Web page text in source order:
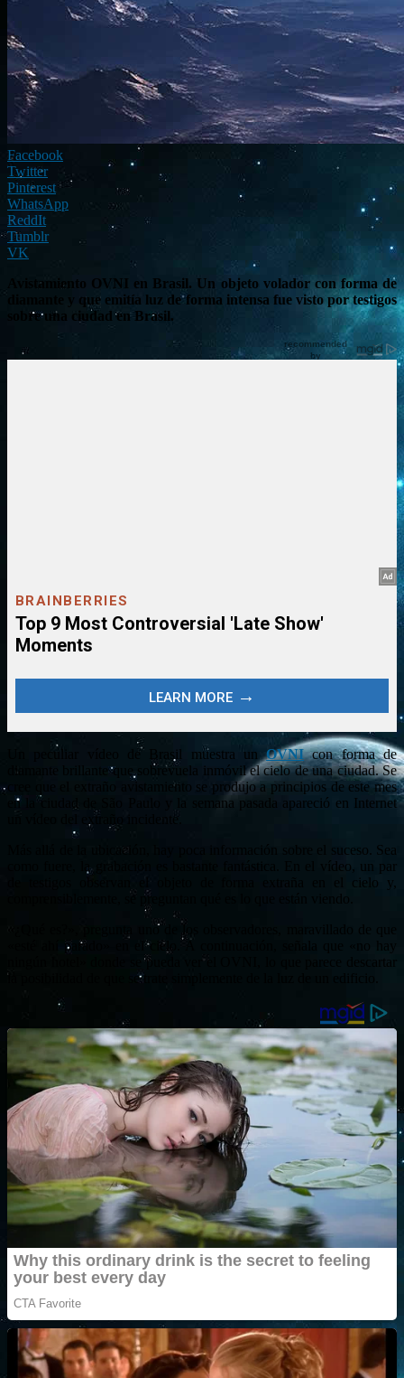
Facebook
Twitter
Pinterest
WhatsApp
ReddIt
Tumblr
VK
Avistamiento OVNI en Brasil. Un objeto volador con forma de
diamante y que emitía luz de forma intensa fue visto por testigos
sobre una ciudad en Brasil.
Un peculiar vídeo de Brasil muestra unOVNIcon forma de
diamante brillante que sobrevuela inmóvil el cielo de una ciudad. Se
cree que el extraño avistamiento se produjo a principios de este mes
en la ciudad de São Paulo y la semana pasada apareció en Internet
un vídeo del extraño incidente.
Más allá de la ubicación, hay poca información sobre el suceso. Sea
como fuere, la grabación es bastante fantástica. En el vídeo, un par
de testigos observan el objeto de forma extraña en el cielo y,
comprensiblemente, se preguntan qué es lo que están viendo.
«¿Qué es?», pregunta uno de los observadores, maravillado de que
«esté ahí parado» en el cielo. A continuación, señala que «no hay
ningún hotel» donde se pueda ver el OVNI, lo que parece descartar
la posibilidad de que se trate simplemente de la luz de un edificio.